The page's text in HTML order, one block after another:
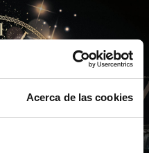
Acerca de las cookies